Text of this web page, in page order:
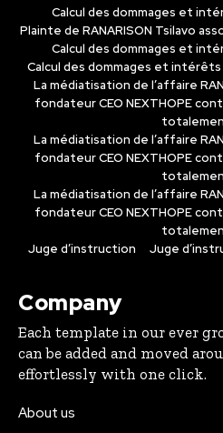
Calcul des dommages et
Plainte de RANARISON Tsilavo
Calcul des dommages et
Calcul des dommages et
La médiatisation de l’affaire
fondateur CEO NEXTHOPE
La médiatisation de l’affaire
fondateur CEO NEXTHOPE
La médiatisation de l’affaire
fondateur CEO NEXTHOPE
Juge d’instruction
Juge
Company
Each template in our ever
can be added and moved
effortlessly with one click.
About us